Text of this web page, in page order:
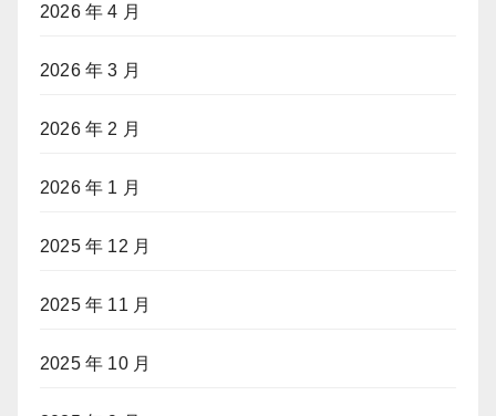
2026 年 4 月
2026 年 3 月
2026 年 2 月
2026 年 1 月
2025 年 12 月
2025 年 11 月
2025 年 10 月